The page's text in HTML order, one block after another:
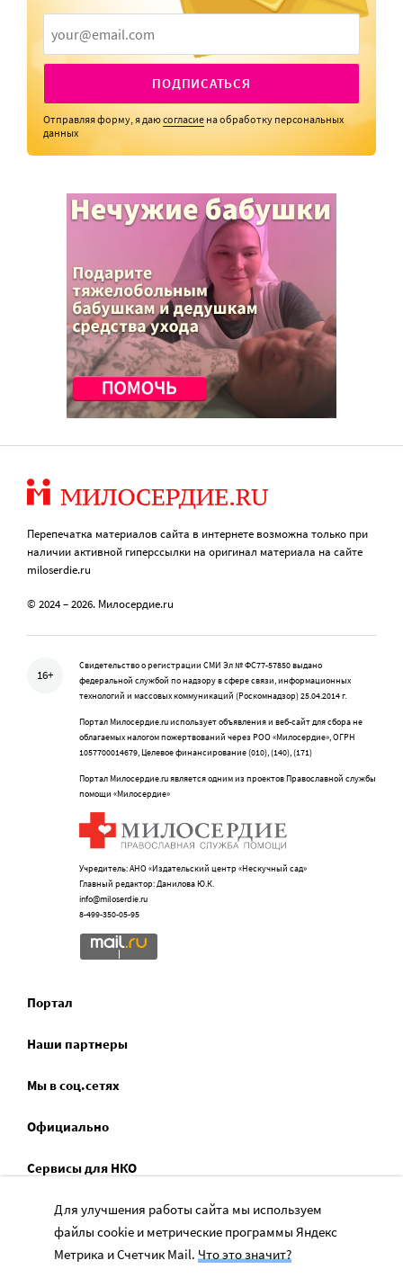
ПОДПИСАТЬСЯ
Отправляя форму, я даюсогласие на обработку персональных
данных
Перепечатка материалов сайта в интернете возможна только при
наличии активной гиперссылки на оригинал материала на сайте
miloserdie.ru
© 2024 – 2026. Милосердие.ru
16+
Свидетельство о регистрации СМИ Эл № ФС77-57850 выдано
федеральной службой по надзору в сфере связи, информационных
технологий и массовых коммуникаций (Роскомнадзор) 25.04.2014 г.
Портал Милосердие.ru использует объявления и веб-сайт для сбора не
облагаемых налогом пожертвований через РОО «Милосердие», ОГРН
1057700014679, Целевое финансирование (010), (140), (171)
Портал Милосердие.ru является одним из проектов Православной службы
помощи «Милосердие»
Учредитель: АНО «Издательский центр «Нескучный сад»
Главный редактор: Данилова Ю.К.
info@miloserdie.ru
8-499-350-05-95
Портал
Наши партнеры
Мы в соц.сетях
Официально
Сервисы для НКО
Спецпроекты
Социальное служение
Для улучшения работы сайта мы используем
файлы cookie и метрические программы Яндекс
Метрика и Счетчик Mail. Что это значит?